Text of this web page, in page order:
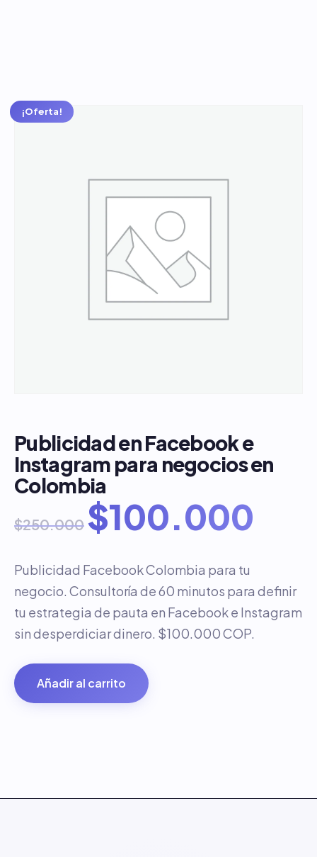
¡Oferta!
Publicidad en Facebook e
Instagram para negocios en
Colombia
$250.000 $100.000
Publicidad Facebook Colombia para tu
negocio. Consultoría de 60 minutos para definir
tu estrategia de pauta en Facebook e Instagram
sin desperdiciar dinero. $100.000 COP.
Añadir al carrito